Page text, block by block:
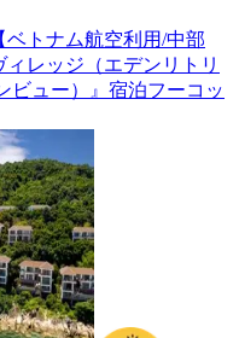
ベトナム航空利用/中部
レッジ（エデンリトリ
ビュー）』宿泊フーコッ